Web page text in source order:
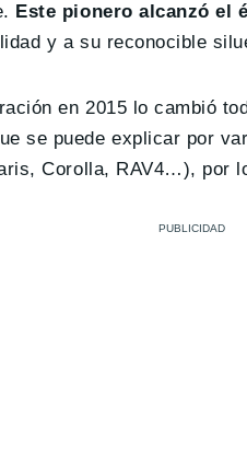
Este pionero alcanzó el
y a su reconocible
en 2015 lo cambió
se puede explicar por
Corolla, RAV4…), por